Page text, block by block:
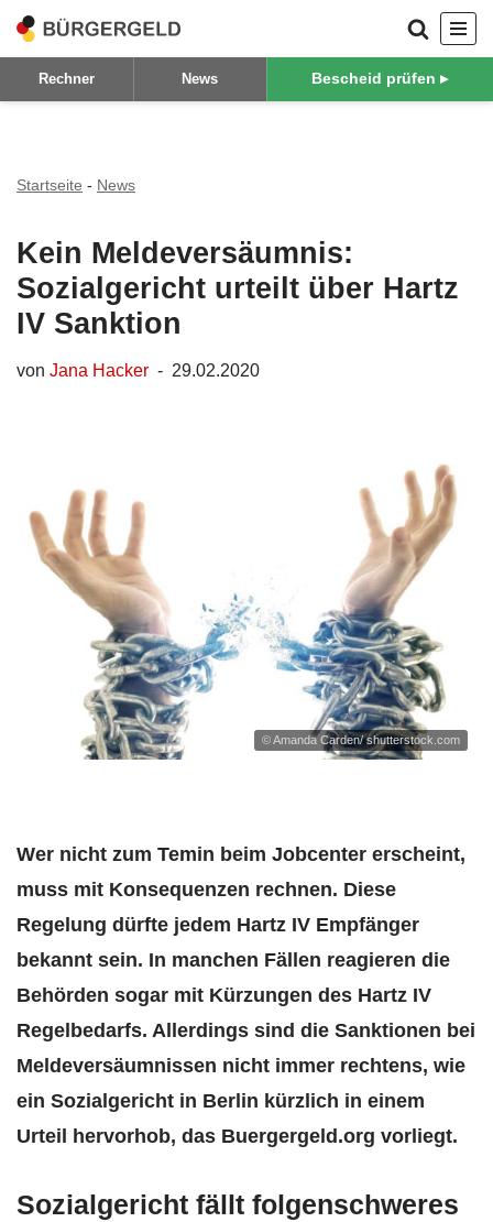
Zum
Inhalt
Rechner News Bescheid prüfen ▸
Startseite - News
Kein Meldeversäumnis:
Sozialgericht urteilt über Hartz
IV Sanktion
von Jana Hacker 29.02.2020
© Amanda Carden/ shutterstock.com
Wer nicht zum Temin beim Jobcenter erscheint,
muss mit Konsequenzen rechnen. Diese
Regelung dürfte jedem Hartz IV Empfänger
bekannt sein. In manchen Fällen reagieren die
Behörden sogar mit Kürzungen des Hartz IV
Regelbedarfs. Allerdings sind die Sanktionen bei
Meldeversäumnissen nicht immer rechtens, wie
ein Sozialgericht in Berlin kürzlich in einem
Urteil hervorhob, das Buergergeld.org vorliegt.
Sozialgericht fällt folgenschweres